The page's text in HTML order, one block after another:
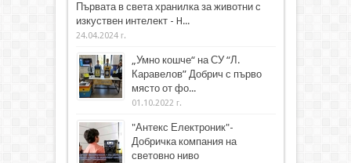
Първата в света хранилка за животни с
изкуствен интелект - H...
24.04.2024 г.
„Умно кошче“ на СУ “Л.
Каравелов” Добрич с първо
място от фо...
01.10.2022 г.
"Антекс Електроник"-
Добричка компания на
световно ниво